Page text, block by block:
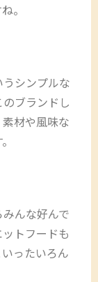
。
うシンプルな
ブランドし
材や風味な
んな好んで
トフードも
ったいろん